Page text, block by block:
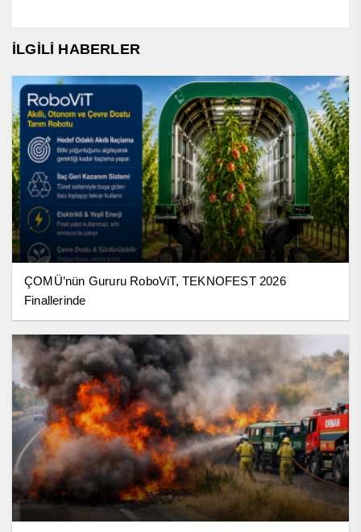
İLGİLİ HABERLER
ÇOMÜ’nün Gururu RoboViT, TEKNOFEST 2026
Finallerinde